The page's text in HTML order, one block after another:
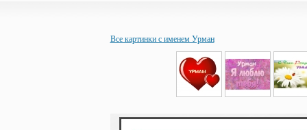
Все картинки с именем Урман